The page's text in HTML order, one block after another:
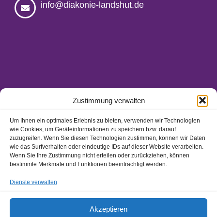
Zustimmung verwalten
Um Ihnen ein optimales Erlebnis zu bieten, verwenden wir Technologien
wie Cookies, um Geräteinformationen zu speichern bzw. darauf
zuzugreifen. Wenn Sie diesen Technologien zustimmen, können wir Daten
wie das Surfverhalten oder eindeutige IDs auf dieser Website verarbeiten.
Wenn Sie Ihre Zustimmung nicht erteilen oder zurückziehen, können
bestimmte Merkmale und Funktionen beeinträchtigt werden.
Dienste verwalten
Akzeptieren
info@diakonie-landshut.de
Ansprechpartner/-innen
Hinweisgeberschutzgesetz
Impressum